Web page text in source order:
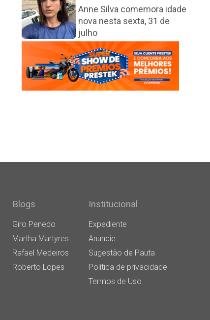
Anne Silva comemora idade
nova nesta sexta, 31 de
julho
Blogs
Giro Penedo
Martha Martyres
Rafael Medeiros
Roberto Lopes
Institucional
Expediente
Anuncie
Sugestão de Pauta
Política de privacidade
Termos de Uso